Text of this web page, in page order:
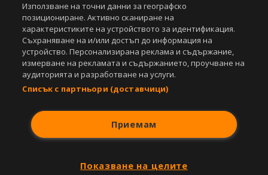
Използване на точни данни за географско
позициониране. Активно сканиране на
характеристиките на устройството за идентификация.
Съхраняване на и/или достъп до информация на
устройство. Персонализирана реклама и съдържание,
измерване на рекламата и съдържанието, проучване на
аудиторията и разработване на услуги.
Списък с партньори (доставчици)
Приемам
Показване на целите